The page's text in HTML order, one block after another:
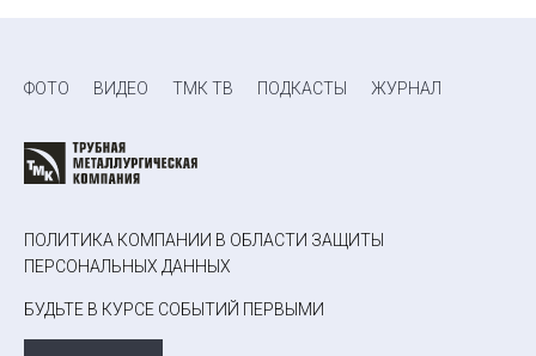
ФОТО ВИДЕО ТМК ТВ ПОДКАСТЫ ЖУРНАЛ
ПОЛИТИКА КОМПАНИИ В ОБЛАСТИ ЗАЩИТЫ
ПЕРСОНАЛЬНЫХ ДАННЫХ
БУДЬТЕ В КУРСЕ СОБЫТИЙ ПЕРВЫМИ